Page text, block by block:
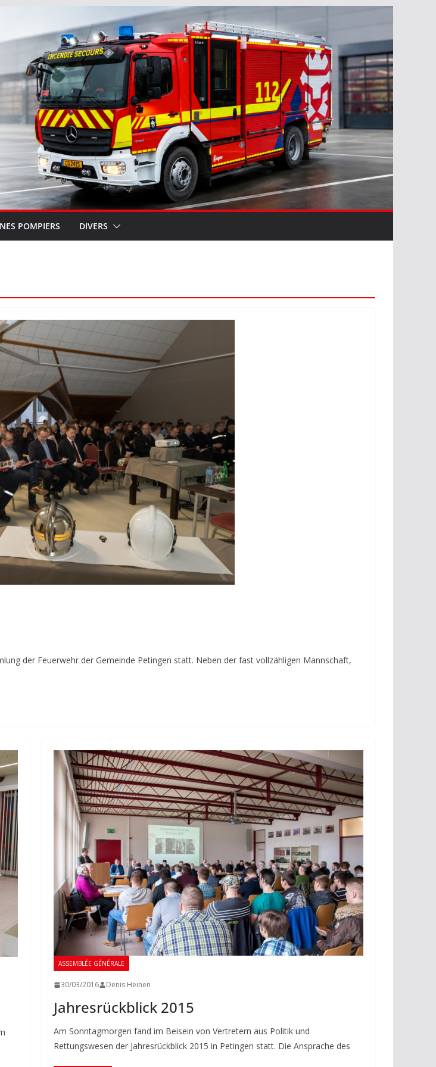
POMPIERS DIVERS
der Feuerwehr der Gemeinde Petingen statt. Neben der fast vollzähligen Mannschaft,
ASSEMBLÉE GÉNÉRALE
30/03/2016 Denis Heinen
Jahresrückblick 2015
Am Sonntagmorgen fand im Beisein von Vertretern aus Politik und
Rettungswesen der Jahresrückblick 2015 in Petingen statt. Die Ansprache des